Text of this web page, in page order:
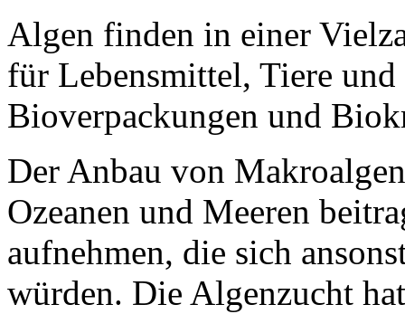
Algen finden in einer
für Lebensmittel, Tiere
Bioverpackungen und
Der Anbau von
Ozeanen und Meeren
aufnehmen, die sich
würden. Die Algenzucht